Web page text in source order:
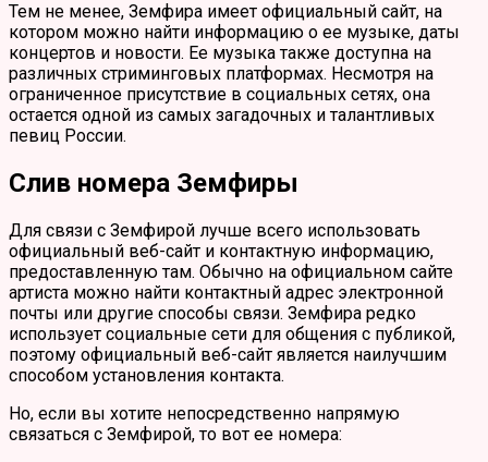
Тем не менее, Земфира имеет официальный сайт, на
котором можно найти информацию о ее музыке, даты
концертов и новости. Ее музыка также доступна на
различных стриминговых платформах. Несмотря на
ограниченное присутствие в социальных сетях, она
остается одной из самых загадочных и талантливых
певиц России.
Слив номера Земфиры
Для связи с Земфирой лучше всего использовать
официальный веб-сайт и контактную информацию,
предоставленную там. Обычно на официальном сайте
артиста можно найти контактный адрес электронной
почты или другие способы связи. Земфира редко
использует социальные сети для общения с публикой,
поэтому официальный веб-сайт является наилучшим
способом установления контакта.
Но, если вы хотите непосредственно напрямую
связаться с Земфирой, то вот ее номера: